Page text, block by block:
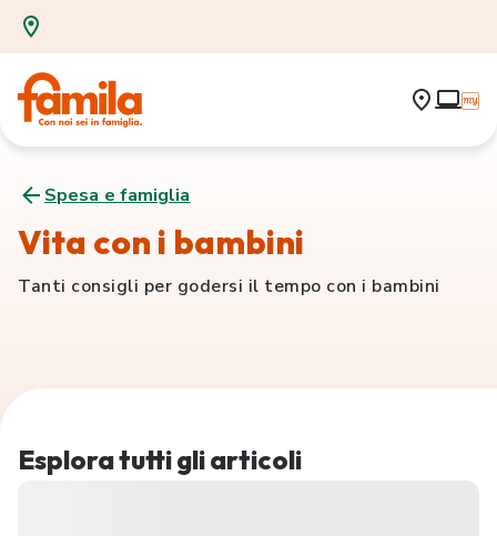
Spesa e famiglia
Vita con i bambini
Tanti consigli per godersi il tempo con i bambini
Esplora tutti gli articoli